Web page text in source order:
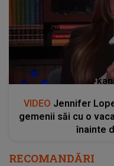
VIDEO Jennifer
gemenii săi cu o
înainte
RECOMANDĂRI